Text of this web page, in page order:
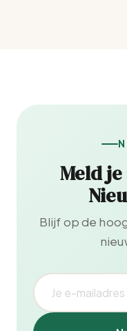
Meld
Blijf op de